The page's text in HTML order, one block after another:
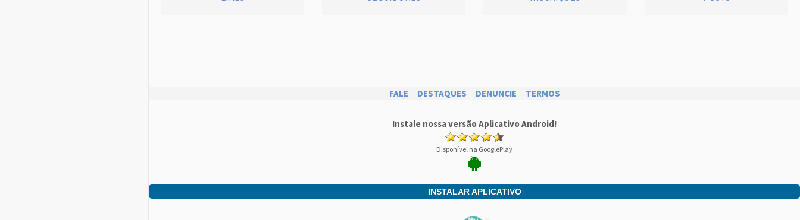
FALE DESTAQUES DENUNCIE TERMOS
Instale nossa versão Aplicativo Android!
Disponível na GooglePlay
INSTALAR APLICATIVO